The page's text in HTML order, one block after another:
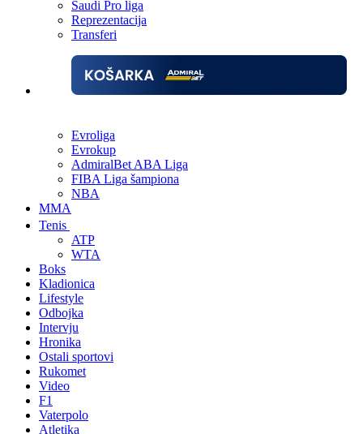
Saudi Pro liga
Reprezentacija
Transferi
Evroliga
Evrokup
AdmiralBet ABA Liga
FIBA Liga šampiona
NBA
MMA
Tenis
ATP
WTA
Boks
Kladionica
Lifestyle
Odbojka
Intervju
Hronika
Ostali sportovi
Rukomet
Video
F1
Vaterpolo
Atletika